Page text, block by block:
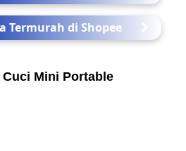
Termurah di Shopee
Mini Portable